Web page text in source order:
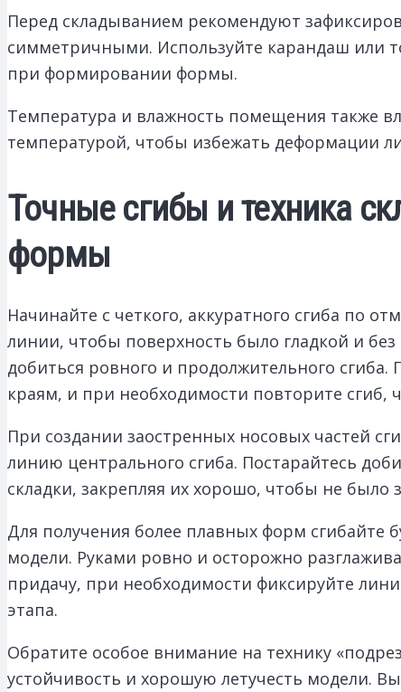
Перед складыванием рекомендуют
симметричными. Используйте карандаш или
при формировании формы.
Температура и влажность помещения также
температурой, чтобы избежать деформации
Точные сгибы и техника
формы
Начинайте с четкого, аккуратного сгиба по
линии, чтобы поверхность было гладкой и
добиться ровного и продолжительного
краям, и при необходимости повторите сгиб,
При создании заостренных носовых частей
линию центрального сгиба. Постарайтесь
складки, закрепляя их хорошо, чтобы не было
Для получения более плавных форм сгибайте
модели. Руками ровно и осторожно
придачу, при необходимости фиксируйте
этапа.
Обратите особое внимание на технику
устойчивость и хорошую летучесть модели.